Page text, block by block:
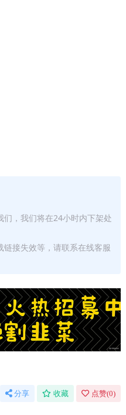
，我们将在24小时内下架处
接失效等，请联系在线客服
分享 收藏 点赞(0)